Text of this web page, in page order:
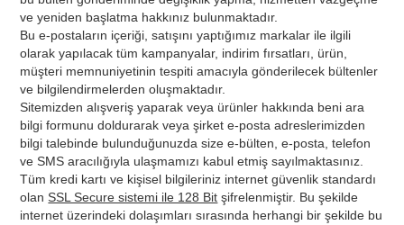
ve yeniden başlatma hakkınız bulunmaktadır.
Bu e-postaların içeriği, satışını yaptığımız markalar ile ilgili
olarak yapılacak tüm kampanyalar, indirim fırsatları, ürün,
müşteri memnuniyetinin tespiti amacıyla gönderilecek bültenler
ve bilgilendirmelerden oluşmaktadır.
Sitemizden alışveriş yaparak veya ürünler hakkında beni ara
bilgi formunu doldurarak veya şirket e-posta adreslerimizden
bilgi talebinde bulunduğunuzda size e-bülten, e-posta, telefon
ve SMS aracılığıyla ulaşmamızı kabul etmiş sayılmaktasınız.
Tüm kredi kartı ve kişisel bilgileriniz internet güvenlik standardı
olanSSL Secure sistemi ile 128 Bit şifrelenmiştir. Bu şekilde
internet üzerindeki dolaşımları sırasında herhangi bir şekilde bu